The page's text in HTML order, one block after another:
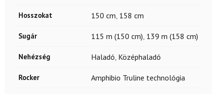
Hosszokat 150 cm 158 cm
Sugár 115 m (150 cm) 139 m (158 cm)
Nehézség Haladó Középhaladó
Rocker Amphibio Truline technológia